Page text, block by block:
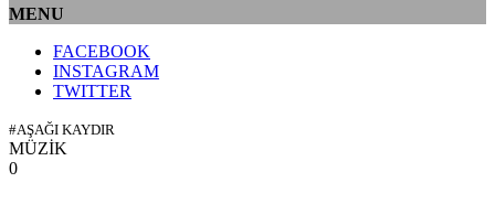
MENU
FACEBOOK
INSTAGRAM
TWITTER
#AŞAĞI KAYDIR
MÜZİK
0